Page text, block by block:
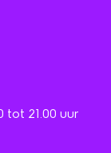
tot 21.00 uur